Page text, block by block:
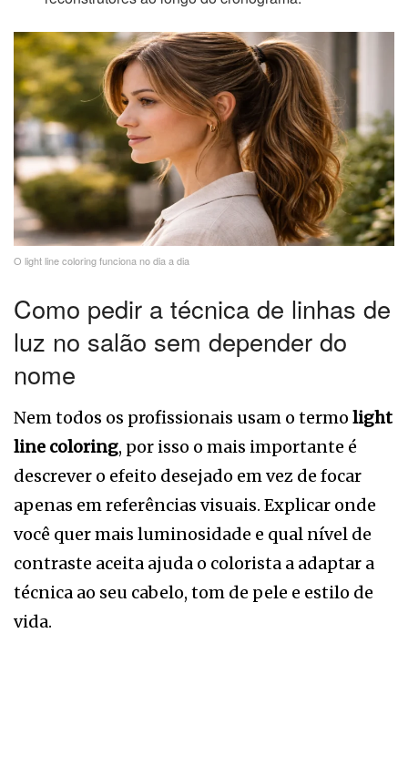
O light line coloring funciona no dia a dia
Como pedir a técnica de linhas de
luz no salão sem depender do
nome
Nem todos os profissionais usam o termo light
line coloring, por isso o mais importante é
descrever o efeito desejado em vez de focar
apenas em referências visuais. Explicar onde
você quer mais luminosidade e qual nível de
contraste aceita ajuda o colorista a adaptar a
técnica ao seu cabelo, tom de pele e estilo de
vida.